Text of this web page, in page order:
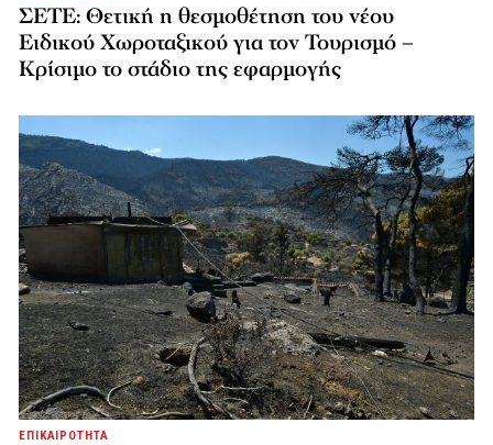
ΣΕΤΕ: Θετική η θεσμοθέτηση του νέου
Ειδικού Χωροταξικού για τον Τουρισμό –
Κρίσιμο το στάδιο της εφαρμογής
ΕΠΙΚΑΙΡΟΤΗΤΑ